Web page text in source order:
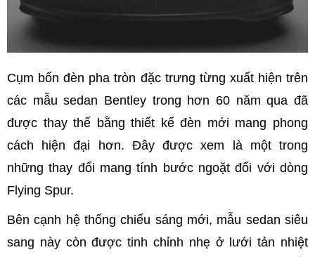
Cụm bốn đèn pha tròn đặc trưng từng xuất hiện trên
các mẫu sedan Bentley trong hơn 60 năm qua đã
được thay thế bằng thiết kế đèn mới mang phong
cách hiện đại hơn. Đây được xem là một trong
những thay đổi mang tính bước ngoặt đối với dòng
Flying Spur.
Bên cạnh hệ thống chiếu sáng mới, mẫu sedan siêu
sang này còn được tinh chỉnh nhẹ ở lưới tản nhiệt